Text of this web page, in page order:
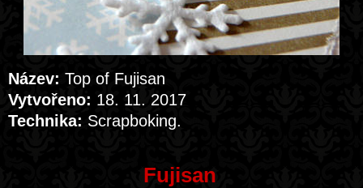
Název: Top of Fujisan
Vytvořeno: 18. 11. 2017
Technika: Scrapboking.
Fujisan